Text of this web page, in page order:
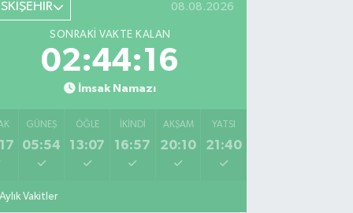
08.08.2026
SONRAKI VAKTE KALAN
02:44:14
İmsak Namazı
GÜNEŞ
05:54
ÖĞLE
13:07
İKINDI
16:57
AKŞAM
20:10
YATSI
21:40
Aylık Vakitler